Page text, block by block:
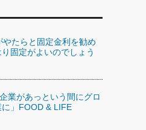
たらと固定金利を勧め
固定がよいのでしょう
業があっという間にグロ
」FOOD & LIFE